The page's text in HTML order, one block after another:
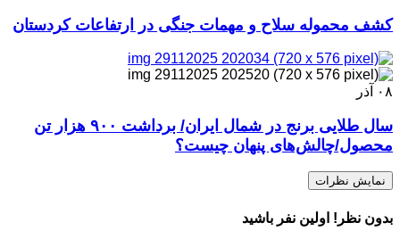
کشف محموله سلاح و مهمات جنگی در ارتفاعات کردستان
۰۸ آذر
سال طلایی برنج در شمال ایران/ برداشت ۹۰۰ هزار تن
محصول/‌چالش‌های پنهان چیست؟
نمایش نظرات
بدون نظر! اولین نفر باشید